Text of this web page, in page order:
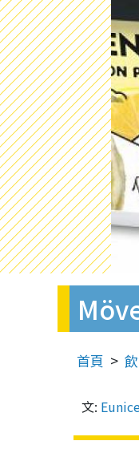
首頁
文: